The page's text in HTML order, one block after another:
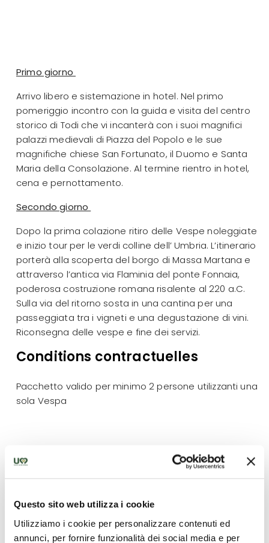
Questo sito web utilizza i cookie
Utilizziamo i cookie per personalizzare contenuti ed
annunci, per fornire funzionalità dei social media e per
Primo giorno
Arrivo libero e sistemazione in hotel. Nel primo
pomeriggio incontro con la guida e visita del centro
storico di Todi che vi incanterà con i suoi magnifici
palazzi medievali di Piazza del Popolo e le sue
magnifiche chiese San Fortunato, il Duomo e Santa
Maria della Consolazione. Al termine rientro in hotel,
cena e pernottamento.
Secondo giorno
Dopo la prima colazione ritiro delle Vespe noleggiate
e inizio tour per le verdi colline dell’ Umbria. L’itinerario
porterà alla scoperta del borgo di Massa Martana e
attraverso l’antica via Flaminia del ponte Fonnaia,
poderosa costruzione romana risalente al 220 a.C.
Sulla via del ritorno sosta in una cantina per una
passeggiata tra i vigneti e una degustazione di vini.
Riconsegna delle vespe e fine dei servizi.
Conditions contractuelles
Pacchetto valido per minimo 2 persone utilizzanti una
sola Vespa
Ce qui est inclus
durata di 2 ore (con guida locale autorizzata dalla